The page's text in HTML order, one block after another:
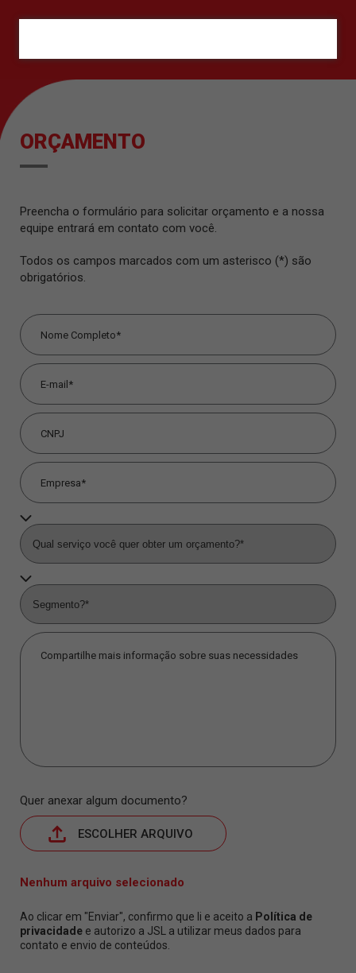
ORÇAMENTO
Preencha o formulário para solicitar orçamento e a nossa
equipe entrará em contato com você.
Todos os campos marcados com um asterisco (*) são
obrigatórios.
Quer anexar algum documento?
ESCOLHER ARQUIVO
Nenhum arquivo selecionado
Ao clicar em "Enviar", confirmo que li e aceito a Política de
privacidade e autorizo a JSL a utilizar meus dados para
contato e envio de conteúdos.